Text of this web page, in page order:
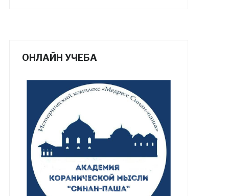
ОНЛАЙН УЧЕБА